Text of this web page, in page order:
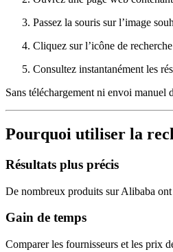
Passez la souris sur l’image
Cliquez sur l’icône de
Consultez instantanément les
Sans téléchargement ni envoi manuel
Pourquoi utiliser la
Résultats plus précis
De nombreux produits sur Alibaba
Gain de temps
Comparer les fournisseurs et les prix